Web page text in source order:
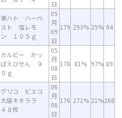
日
東ハト ハーベ
スト 塩レモ
ン １０５ｇ
05
月
09
日
179 293% 25% 94
カルビー かっ
ぱえびせん ９
０ｇ
05
月
08
日
178 81% 97% 89
グリコ ビスコ
大袋キキララ
４８枚
06
月
06
日
176 271% 21%268